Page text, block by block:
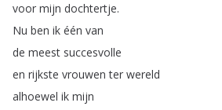
voor mijn dochtertje.
Nu ben ik één van
de meest succesvolle
en rijkste vrouwen ter wereld
alhoewel ik mijn